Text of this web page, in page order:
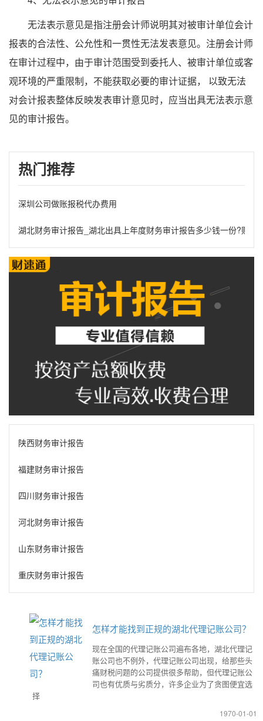
无法表示意见是指注册会计师说明其对被审计单位会计
报表的合法性、公允性和一贯性无法发表意见。注册会计师
在审计过程中，由于审计范围受到委托人、被审计单位或客
观环境的严重限制，不能获取必要的审计证据， 以致无法
对会计报表整体反映发表审计意见时，应当出具无法表示意
见的审计报告。
热门推荐
深圳公司做账报税代办费用
湖北财务审计报告_湖北出具上年度财务审计报告多少钱一份?财务
陕西财务审计报告
福建财务审计报告
四川财务审计报告
河北财务审计报告
山东财务审计报告
重庆财务审计报告
怎样才能找到正规的湖北代理记账公司？
现在全国的代理记账公司遍布各地，湖北代理记
账公司也不例外，代理记账公司出现，给那些头
痛财税问题的公司提供很多帮助，但代理记账公
司也有优质与劣质分，许多企业为了贪图便宜选
择
1970-01-01